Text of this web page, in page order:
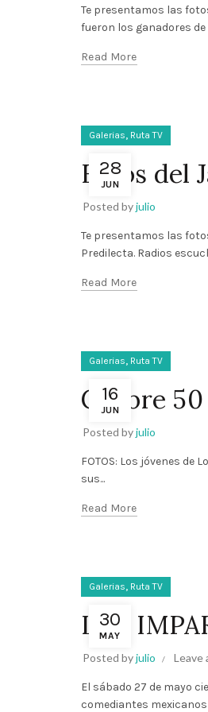
Te presentamos las
fueron los ganadores
Read More
28
JUN
Galerias, Ruta TV
Fotos del
Posted byjulio
Te presentamos las
Predilecta. Radios
Read More
16
JUN
Galerias, Ruta TV
Calibre
Posted byjulio
FOTOS: Los jóvenes de
sus...
Read More
30
MAY
Galerias, Ruta TV
LOS
Posted byjulio Leave
El sábado 27 de mayo
comediantes